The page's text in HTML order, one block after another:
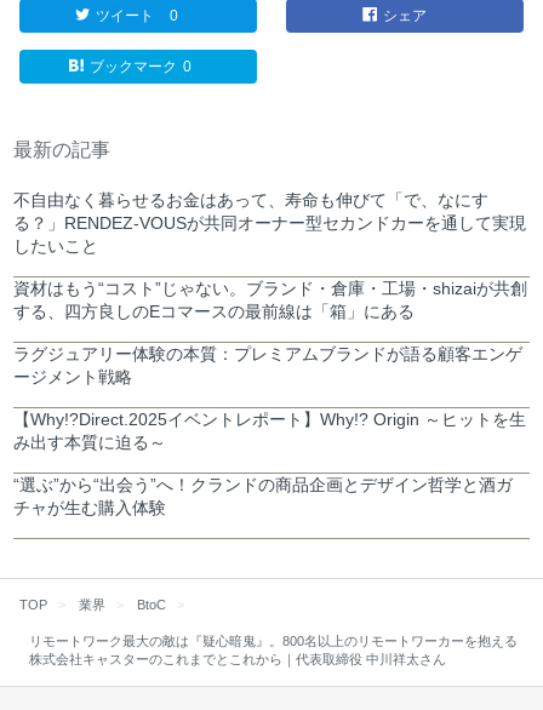
ツイート 0 シェア
ブックマーク 0
最新の記事
不自由なく暮らせるお金はあって、寿命も伸びて「で、なにす
る？」RENDEZ-VOUSが共同オーナー型セカンドカーを通して実現
したいこと
資材はもう“コスト”じゃない。ブランド・倉庫・工場・shizaiが共創
する、四方良しのEコマースの最前線は「箱」にある
ラグジュアリー体験の本質：プレミアムブランドが語る顧客エンゲ
ージメント戦略
【Why!?Direct.2025イベントレポート】Why!? Origin ～ヒットを生
み出す本質に迫る～
“選ぶ”から“出会う”へ！クランドの商品企画とデザイン哲学と酒ガ
チャが生む購入体験
TOP 業界 BtoC
リモートワーク最大の敵は『疑心暗鬼』。800名以上のリモートワーカーを抱える
株式会社キャスターのこれまでとこれから｜代表取締役 中川祥太さん